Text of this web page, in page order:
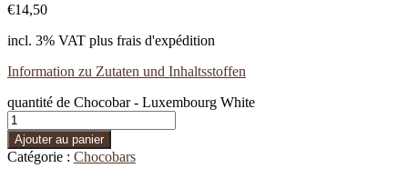
€14,50
incl. 3% VAT plus frais d'expédition
Information zu Zutaten und Inhaltsstoffen
quantité de Chocobar - Luxembourg White
Ajouter au panier
Catégorie : Chocobars